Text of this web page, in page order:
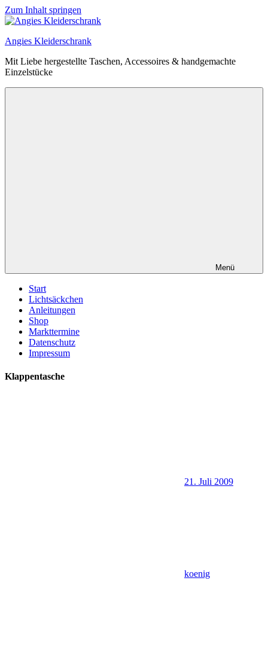
Zum Inhalt springen
Angies Kleiderschrank
Mit Liebe hergestellte Taschen, Accessoires & handgemachte
Einzelstücke
Menü
Start
Lichtsäckchen
Anleitungen
Shop
Markttermine
Datenschutz
Impressum
Klappentasche
21. Juli 2009
koenig